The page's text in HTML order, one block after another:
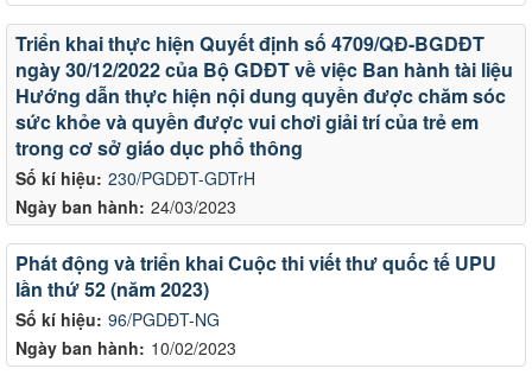
Số kí hiệu: 230/PGDĐT-GDTrH
Ngày ban hành: 24/03/2023
Triển khai thực hiện Quyết định số 4709/QĐ-BGDĐT
ngày 30/12/2022 của Bộ GDĐT về việc Ban hành tài liệu
Hướng dẫn thực hiện nội dung quyền được chăm sóc
sức khỏe và quyền được vui chơi giải trí của trẻ em
trong cơ sở giáo dục phổ thông
Số kí hiệu: 96/PGDĐT-NG
Ngày ban hành: 10/02/2023
Phát động và triển khai Cuộc thi viết thư quốc tế UPU
lần thứ 52 (năm 2023)